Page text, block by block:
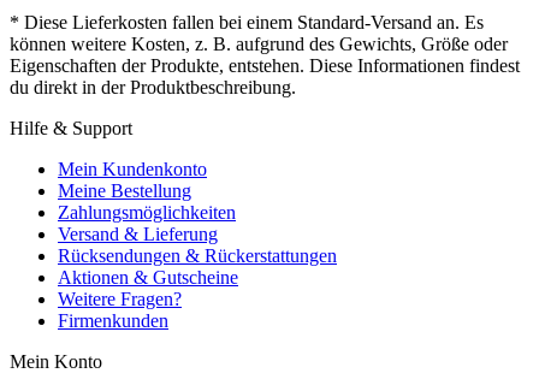
* Diese Lieferkosten fallen bei einem Standard-Versand an. Es
können weitere Kosten, z. B. aufgrund des Gewichts, Größe oder
Eigenschaften der Produkte, entstehen. Diese Informationen findest
du direkt in der Produktbeschreibung.
Hilfe & Support
Mein Kundenkonto
Meine Bestellung
Zahlungsmöglichkeiten
Versand & Lieferung
Rücksendungen & Rückerstattungen
Aktionen & Gutscheine
Weitere Fragen?
Firmenkunden
Mein Konto